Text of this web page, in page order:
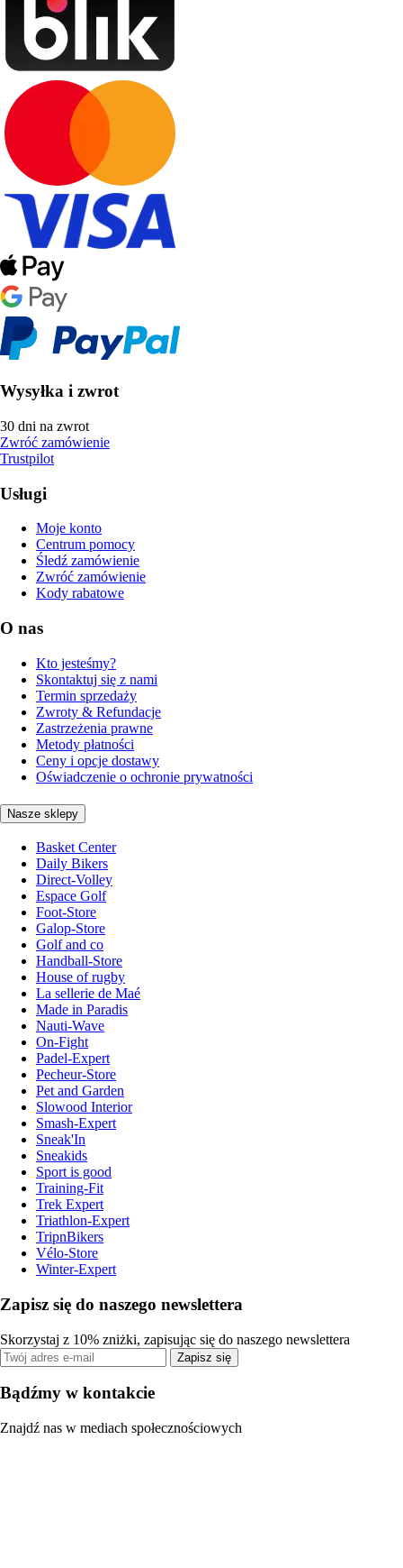
Wysyłka i zwrot
30 dni na zwrot
Zwróć zamówienie
Trustpilot
Usługi
Moje konto
Centrum pomocy
Śledź zamówienie
Zwróć zamówienie
Kody rabatowe
O nas
Kto jesteśmy?
Skontaktuj się z nami
Termin sprzedaży
Zwroty & Refundacje
Zastrzeżenia prawne
Metody płatności
Ceny i opcje dostawy
Oświadczenie o ochronie prywatności
Nasze sklepy
Basket Center
Daily Bikers
Direct-Volley
Espace Golf
Foot-Store
Galop-Store
Golf and co
Handball-Store
House of rugby
La sellerie de Maé
Made in Paradis
Nauti-Wave
On-Fight
Padel-Expert
Pecheur-Store
Pet and Garden
Slowood Interior
Smash-Expert
Sneak'In
Sneakids
Sport is good
Training-Fit
Trek Expert
Triathlon-Expert
TripnBikers
Vélo-Store
Winter-Expert
Zapisz się do naszego newslettera
Skorzystaj z 10% zniżki, zapisując się do naszego newslettera
Zapisz się
Bądźmy w kontakcie
Znajdź nas w mediach społecznościowych